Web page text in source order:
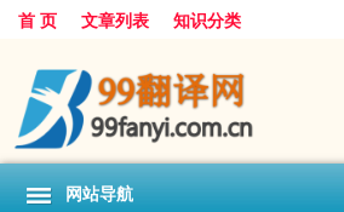
首 页 文章列表 知识分类
网站导航